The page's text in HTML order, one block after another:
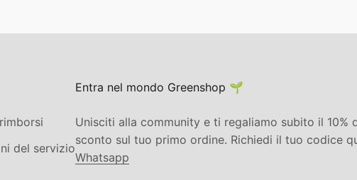
del servizio
Entra nel mondo Greenshop 🌱
Unisciti alla community e ti regaliamo subito il 10%
sconto sul tuo primo ordine. Richiedi il tuo codice
Whatsapp